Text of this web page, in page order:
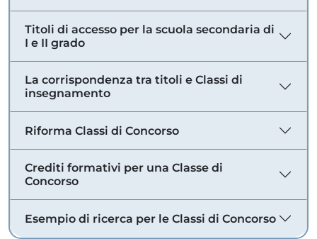
Titoli di accesso per la scuola secondaria di
I e II grado
La corrispondenza tra titoli e Classi di
insegnamento
Riforma Classi di Concorso
Crediti formativi per una Classe di
Concorso
Esempio di ricerca per le Classi di Concorso